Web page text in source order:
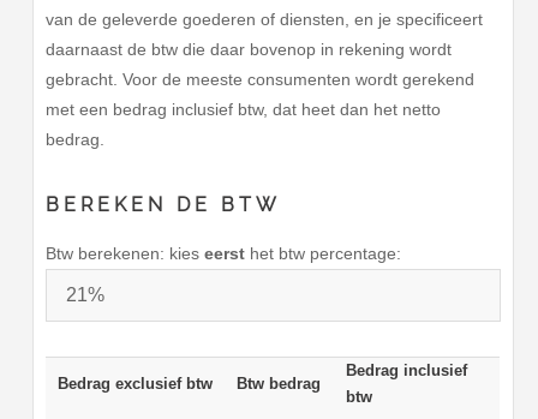
van de geleverde goederen of diensten, en je specificeert
daarnaast de btw die daar bovenop in rekening wordt
gebracht. Voor de meeste consumenten wordt gerekend
met een bedrag inclusief btw, dat heet dan het netto
bedrag.
BEREKEN DE BTW
Btw berekenen: kieseerst het btw percentage:
Bedrag exclusief btw Btw bedrag
Bedrag inclusief
btw